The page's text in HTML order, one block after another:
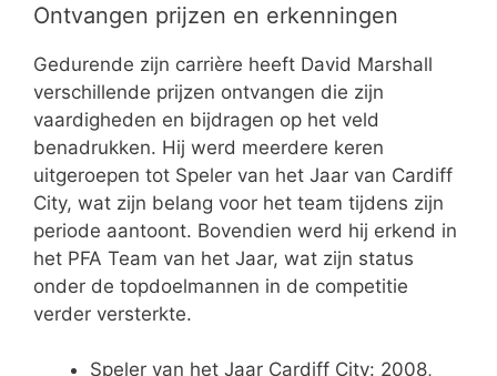
Ontvangen prijzen en erkenningen
Gedurende zijn carrière heeft David Marshall
verschillende prijzen ontvangen die zijn
vaardigheden en bijdragen op het veld
benadrukken. Hij werd meerdere keren
uitgeroepen tot Speler van het Jaar van Cardiff
City, wat zijn belang voor het team tijdens zijn
periode aantoont. Bovendien werd hij erkend in
het PFA Team van het Jaar, wat zijn status
onder de topdoelmannen in de competitie
verder versterkte.
Speler van het Jaar Cardiff City: 2008,